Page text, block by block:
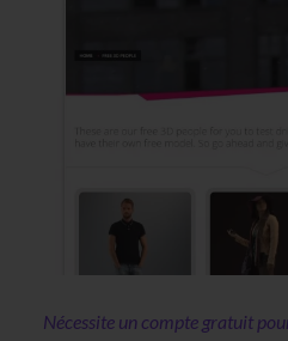
Nécessite un compte gratuit